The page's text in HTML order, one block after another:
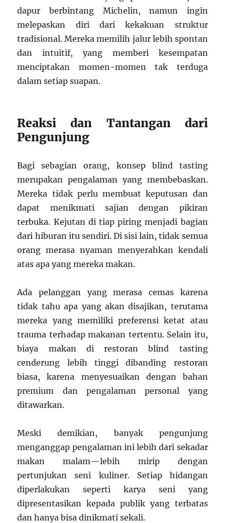
dapur berbintang Michelin, namun ingin
melepaskan diri dari kekakuan struktur
tradisional. Mereka memilih jalur lebih spontan
dan intuitif, yang memberi kesempatan
menciptakan momen-momen tak terduga
dalam setiap suapan.
Reaksi dan Tantangan dari
Pengunjung
Bagi sebagian orang, konsep blind tasting
merupakan pengalaman yang membebaskan.
Mereka tidak perlu membuat keputusan dan
dapat menikmati sajian dengan pikiran
terbuka. Kejutan di tiap piring menjadi bagian
dari hiburan itu sendiri. Di sisi lain, tidak semua
orang merasa nyaman menyerahkan kendali
atas apa yang mereka makan.
Ada pelanggan yang merasa cemas karena
tidak tahu apa yang akan disajikan, terutama
mereka yang memiliki preferensi ketat atau
trauma terhadap makanan tertentu. Selain itu,
biaya makan di restoran blind tasting
cenderung lebih tinggi dibanding restoran
biasa, karena menyesuaikan dengan bahan
premium dan pengalaman personal yang
ditawarkan.
Meski demikian, banyak pengunjung
menganggap pengalaman ini lebih dari sekadar
makan malam—lebih mirip dengan
pertunjukan seni kuliner. Setiap hidangan
diperlakukan seperti karya seni yang
dipresentasikan kepada publik yang terbatas
dan hanya bisa dinikmati sekali.